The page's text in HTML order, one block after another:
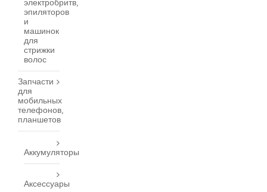
электробритв,
эпиляторов
и
машинок
для
стрижки
волос
Запчасти
для
мобильных
телефонов,
планшетов
Аккумуляторы
Аксессуары